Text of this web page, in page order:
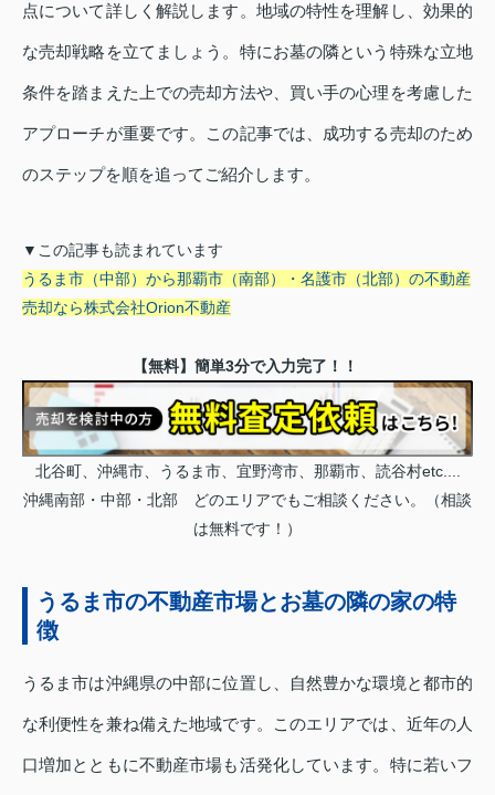
点について詳しく解説します。地域の特性を理解し、効果的
な売却戦略を立てましょう。特にお墓の隣という特殊な立地
条件を踏まえた上での売却方法や、買い手の心理を考慮した
アプローチが重要です。この記事では、成功する売却のため
のステップを順を追ってご紹介します。
▼この記事も読まれています
うるま市（中部）から那覇市（南部）・名護市（北部）の不動産
売却なら株式会社Orion不動産
【無料】簡単3分で入力完了！！
北谷町、沖縄市、うるま市、宜野湾市、那覇市、読谷村etc....
沖縄南部・中部・北部 どのエリアでもご相談ください。（相談
は無料です！）
うるま市の不動産市場とお墓の隣の家の特
徴
うるま市は沖縄県の中部に位置し、自然豊かな環境と都市的
な利便性を兼ね備えた地域です。このエリアでは、近年の人
口増加とともに不動産市場も活発化しています。特に若いフ